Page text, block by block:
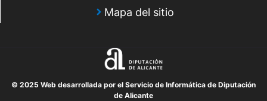
Mapa del sitio
© 2025 Web desarrollada por el Servicio de Informática de Diputación
de Alicante